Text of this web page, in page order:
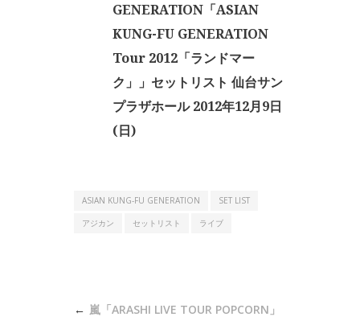
GENERATION「ASIAN
KUNG-FU GENERATION
Tour 2012「ランドマー
ク」」セットリスト 仙台サン
プラザホール 2012年12月9日
(日)
ASIAN KUNG-FU GENERATION
SET LIST
アジカン
セットリスト ライブ
嵐「ARASHI LIVE TOUR POPCORN」